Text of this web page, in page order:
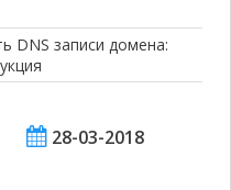
DNS записи домена:
28-03-2018